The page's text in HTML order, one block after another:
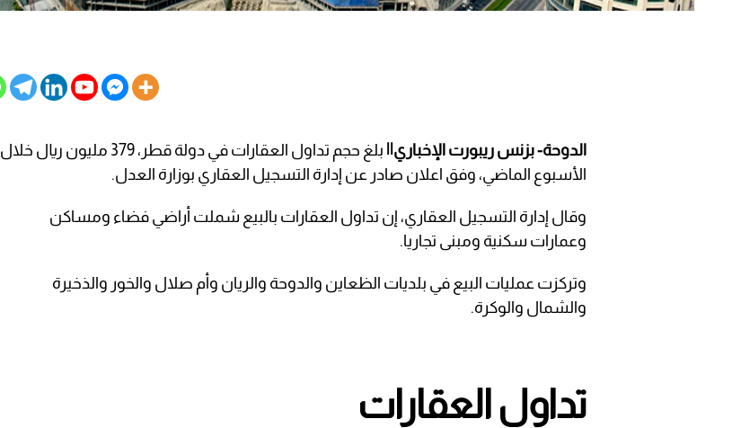
الدوحة- بزنس ريبورت الإخباري||
بلغ حجم تداول العقارات في دولة قطر، 379 مليون ريال خلال
الأسبوع الماضي، وفق اعلان صادر عن إدارة التسجيل العقاري بوزارة العدل.
وقال إدارة التسجيل العقاري، إن تداول العقارات بالبيع شملت أراضي فضاء ومساكن
وعمارات سكنية ومبنى تجاريا.
وتركزت عمليات البيع في بلديات الظعاين والدوحة والريان وأم صلال والخور والذخيرة
والشمال والوكرة.
تداول العقارات